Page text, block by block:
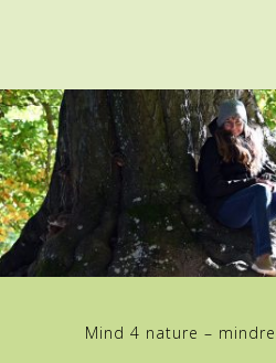
Mind 4 nature –